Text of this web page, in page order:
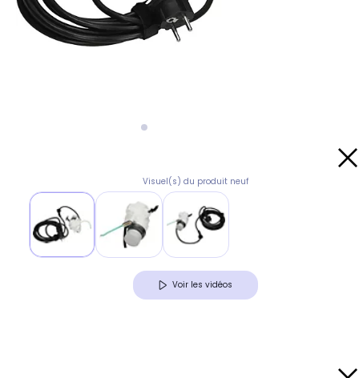
Visuel(s) du produit neuf
Voir les vidéos